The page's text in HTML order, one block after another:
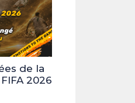
de la
2026